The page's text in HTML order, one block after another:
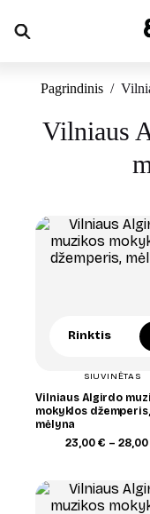
content
Pagrindinis /
Vilniaus
Rinktis
SIUVINĖTAS
Vilniaus Algirdo
mokyklos džemperis,
mėlyna
23,00€ –